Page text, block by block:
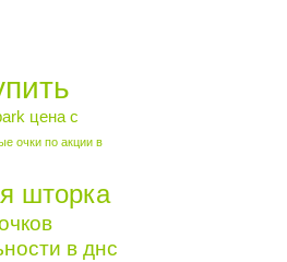
цена с
очки по акции в
шторка
в днс